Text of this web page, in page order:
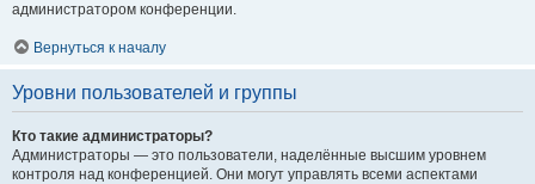
администратором конференции.
Вернуться к началу
Уровни пользователей и группы
Кто такие администраторы?
Администраторы — это пользователи, наделённые высшим уровнем
контроля над конференцией. Они могут управлять всеми аспектами